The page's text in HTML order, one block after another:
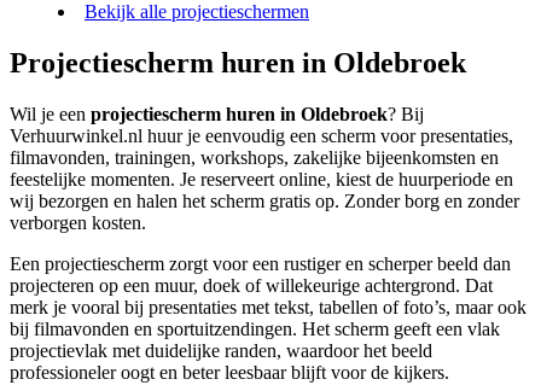
Bekijk alle projectieschermen
Projectiescherm huren in Oldebroek
Wil je een projectiescherm huren in Oldebroek? Bij
Verhuurwinkel.nl huur je eenvoudig een scherm voor presentaties,
filmavonden, trainingen, workshops, zakelijke bijeenkomsten en
feestelijke momenten. Je reserveert online, kiest de huurperiode en
wij bezorgen en halen het scherm gratis op. Zonder borg en zonder
verborgen kosten.
Een projectiescherm zorgt voor een rustiger en scherper beeld dan
projecteren op een muur, doek of willekeurige achtergrond. Dat
merk je vooral bij presentaties met tekst, tabellen of foto’s, maar ook
bij filmavonden en sportuitzendingen. Het scherm geeft een vlak
projectievlak met duidelijke randen, waardoor het beeld
professioneler oogt en beter leesbaar blijft voor de kijkers.